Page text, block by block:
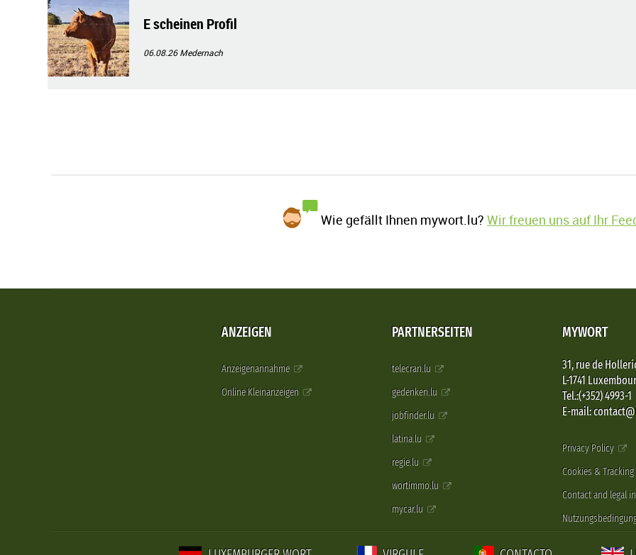
E scheinen Profil
06.08.26Medernach
Wie gefällt Ihnen mywort.lu?Wir freuen uns auf Ihr
ANZEIGEN
Anzeigenannahme
Online Kleinanzeigen
PARTNERSEITEN
telecran.lu
gedenken.lu
jobfinder.lu
latina.lu
regie.lu
wortimmo.lu
mycar.lu
MYWORT
31, rue de
L-1741
Tel.:(+352) 4993-1
E-mail:
Privacy Policy
Cookies & Tracking
Contact and legal